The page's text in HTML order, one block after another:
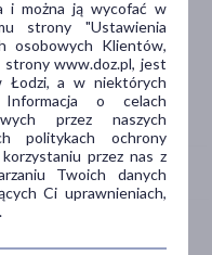
i można ją wycofać w
strony "Ustawienia
osobowych Klientów,
strony www.doz.pl, jest
Łodzi, a w niektórych
Informacja o celach
przez naszych
politykach ochrony
przez nas z
Twoich danych
Ci uprawnieniach,